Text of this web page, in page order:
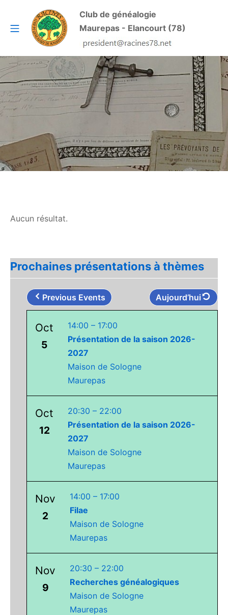
contenu
Menu mobile
RACINES
Club de généalogie
Maurepas - Elancourt (78)
Aucun résultat.
Prochaines présentations à thèmes
Previous Events Aujourd’hui
Oct
5
14:00 – 17:00
Présentation de la saison 2026-
2027
Maison de Sologne
Maurepas
Oct
12
20:30 – 22:00
Présentation de la saison 2026-
2027
Maison de Sologne
Maurepas
Nov
2
14:00 – 17:00
Filae
Maison de Sologne
Maurepas
Nov
9
20:30 – 22:00
Recherches généalogiques
Maison de Sologne
Maurepas